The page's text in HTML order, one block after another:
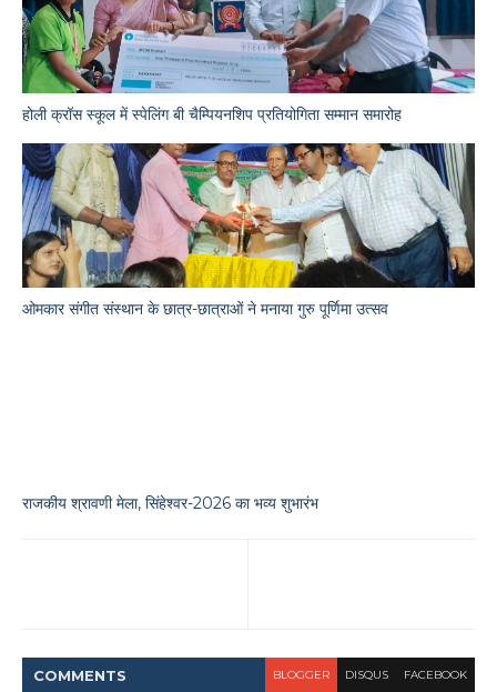
होली क्रॉस स्कूल में स्पेलिंग बी चैम्पियनशिप प्रतियोगिता सम्मान समारोह
ओमकार संगीत संस्थान के छात्र-छात्राओं ने मनाया गुरु पूर्णिमा उत्सव
राजकीय श्रावणी मेला, सिंहेश्वर-2026 का भव्य शुभारंभ
COMMENTS BLOGGER DISQUS FACEBOOK